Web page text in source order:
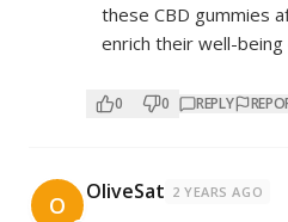
these CBD gummies
enrich their well-being
0 0 REPLY
O OliveSat 2 YEARS AGO